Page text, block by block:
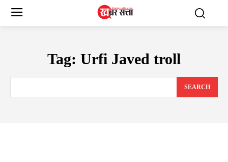
Tag: Urfi Javed troll
SEARCH